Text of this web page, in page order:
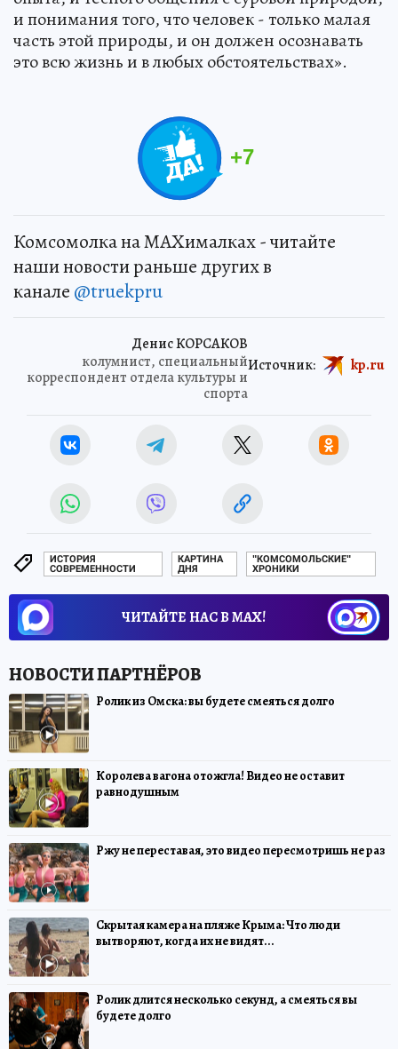
и понимания того, что человек - только малая
часть этой природы, и он должен осознавать
это всю жизнь и в любых обстоятельствах».
+7
Комсомолка на MAXималках - читайте
наши новости раньше других в
канале @truekpru
Денис КОРСАКОВ
колумнист, специальный
корреспондент отдела культуры и
спорта
Источник: kp.ru
ИСТОРИЯ
СОВРЕМЕННОСТИ
КАРТИНА
ДНЯ
"КОМСОМОЛЬСКИЕ"
ХРОНИКИ
ЧИТАЙТЕ НАС В МАХ!
Ролик из Омска: вы будете смеяться долго
Королева вагона отожгла! Видео не оставит
равнодушным
Ржу не переставая, это видео пересмотришь не раз
Скрытая камера на пляже Крыма: Что люди
вытворяют, когда их не видят...
Ролик длится несколько секунд, а смеяться вы
будете долго